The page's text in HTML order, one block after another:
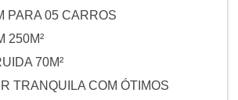
PARA 05 CARROS
250M²
70M²
TRANQUILA COM ÓTIMOS